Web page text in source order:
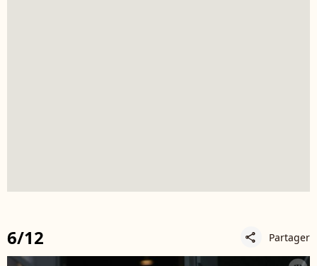
6/12 share Partager